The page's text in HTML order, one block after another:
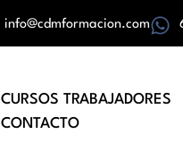
info@cdmformacion.com
CURSOS TRABAJADORES
CONTACTO